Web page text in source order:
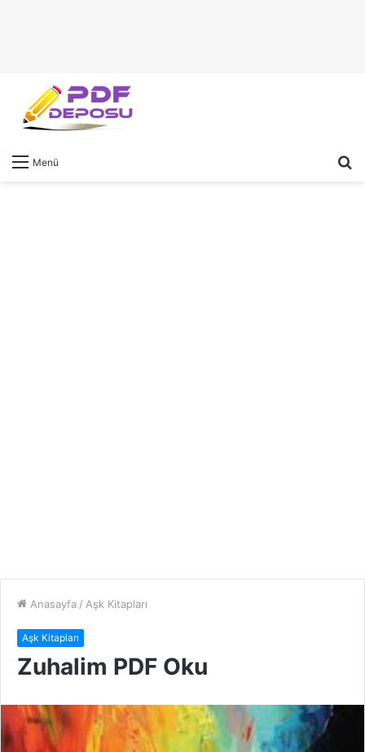
Menü
Anasayfa / Aşk Kitapları
Aşk Kitapları
Zuhalim PDF Oku